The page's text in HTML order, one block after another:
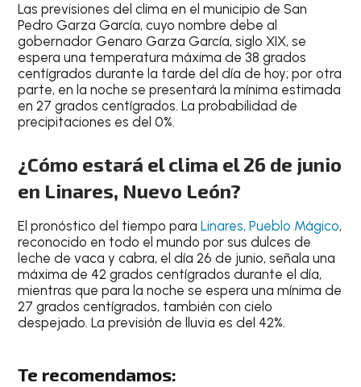
Lasprevisiones del clima en elmunicipio de San
Pedro Garza García, cuyo nombre debeal
gobernador Genaro Garza García, siglo XIX, se
espera una temperatura máxima de 38 grados
centígrados durante la tarde del día de hoy; por otra
parte, en la noche se presentará la mínima estimada
en27 grados centígrados. Laprobabilidad de
precipitaciones es del 0%.
¿Cómo estará el clima el 26 de junio
en Linares, Nuevo León?
Elpronóstico del tiempo paraLinares, Pueblo Mágico,
reconocido en todo el mundo por susdulces de
leche de vaca y cabra, el día 26 de junio, señala una
máxima de 42 grados centígrados durante el día,
mientras que para lanoche se espera unamínima de
27 grados centígrados, también concielo
despejado.La previsión de lluvia es del 42%.
Te recomendamos: